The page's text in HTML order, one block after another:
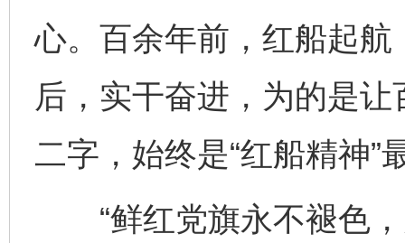
心。百余年前，红船起
后，实干奋进，为的是
二字，始终是“红船精神”
“鲜红党旗永不褪色，